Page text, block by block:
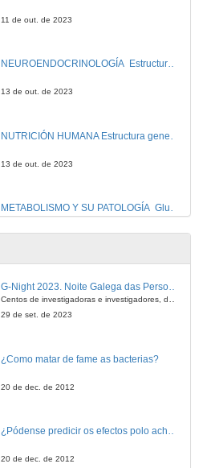
11 de out. de 2023
NEUROENDOCRINOLOGÍA Estructura y función del hipotálamo
13 de out. de 2023
13 de out. de 2023
METABOLISMO Y SU PATOLOGÍA Glucólisis, gluconeogénesis y pentosas fosfato
18 de out. de 2023
G-Night 2023. Noite Galega das Persoas Investigadoras. Conciencias creativas
29 de set. de 2023
¿Como matar de fame as bacterias?
20 de dec. de 2012
¿Pódense predicir os efectos polo achegamento á Terra dos asteroides?
20 de dec. de 2012